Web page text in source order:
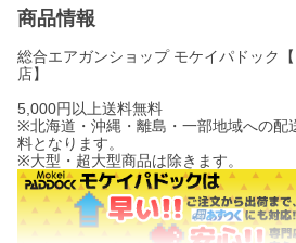
商品情報
総合エアガンショップ モケイパドック
店】
5,000円以上送料無料
※北海道・沖縄・離島・一部地域への配
料となります。
※大型・超大型商品は除きます。